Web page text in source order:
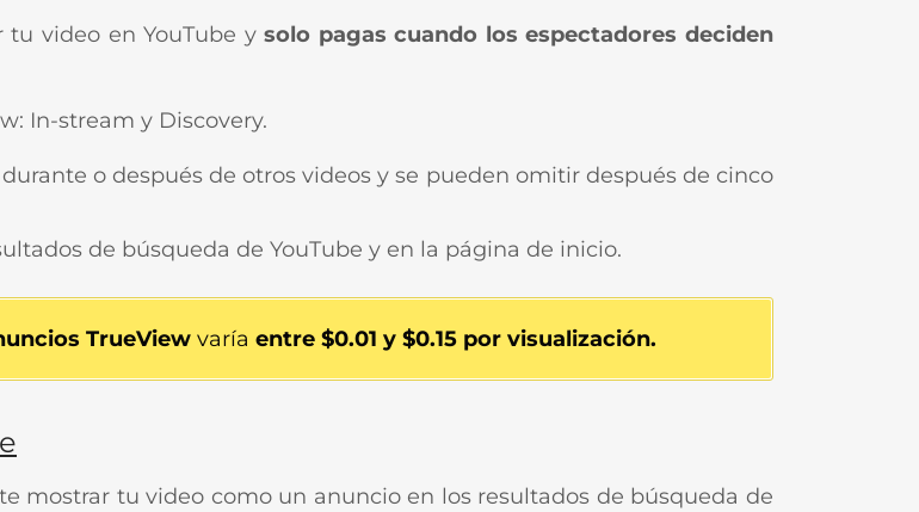
video en YouTube ysolo pagas cuando los espectadores deciden
In-stream y Discovery.
o después de otros videos y se pueden omitir después de cinco
de búsqueda de YouTube y en la página de inicio.
TrueView varía entre $0.01 y $0.15 por visualización.
mostrar tu video como un anuncio en los resultados de búsqueda de